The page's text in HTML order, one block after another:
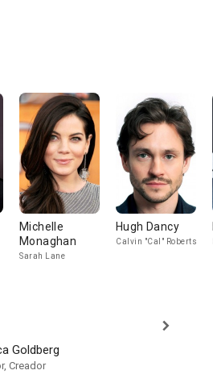
Michelle
Monaghan
Sarah Lane
Hugh Dancy
Calvin "Cal" Roberts
Goldberg
Creador